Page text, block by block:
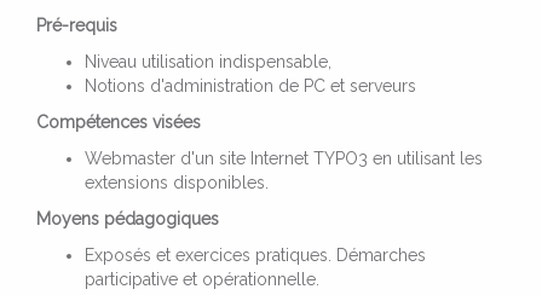
Pré-requis
Niveau utilisation indispensable,
Notions d'administration de PC et serveurs
Compétences visées
Webmaster d'un site Internet TYPO3 en utilisant les
extensions disponibles.
Moyens pédagogiques
Exposés et exercices pratiques. Démarches
participative et opérationnelle.